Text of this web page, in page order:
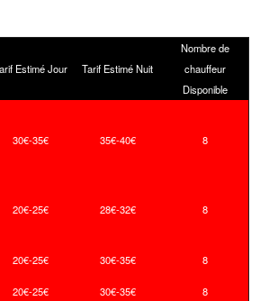
Estimé Jour Tarif Estimé Nuit
Nombre de
chauffeur
Disponible
30€-35€ 35€-40€ 8
20€-25€ 28€-32€ 8
20€-25€ 30€-35€ 8
20€-25€ 30€-35€ 8